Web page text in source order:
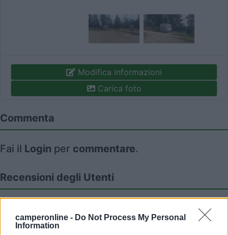
camperonline - Do Not Process My Personal
Information
Modifica informazioni
Carica foto
Commenta
Fai il Login per commentare.
Recensioni degli Utenti
Prezzo (3) Accoglienza (1)
Caratteristiche (1)